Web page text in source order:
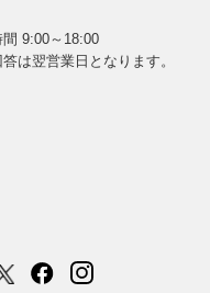
9:00～18:00
は翌営業日となります。